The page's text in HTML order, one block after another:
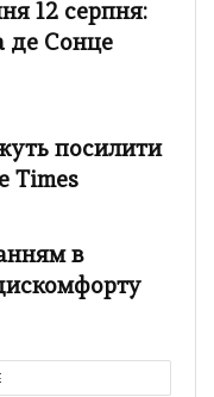
12 серпня:
де Сонце
посилити
Times
в